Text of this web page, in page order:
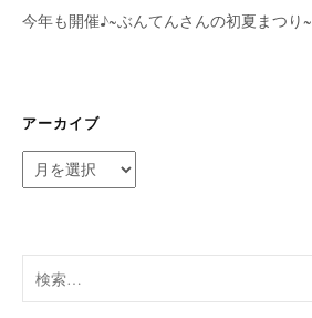
今年も開催♪~ぶんてんさんの初夏まつり~
アーカイブ
ー
ブ
索: